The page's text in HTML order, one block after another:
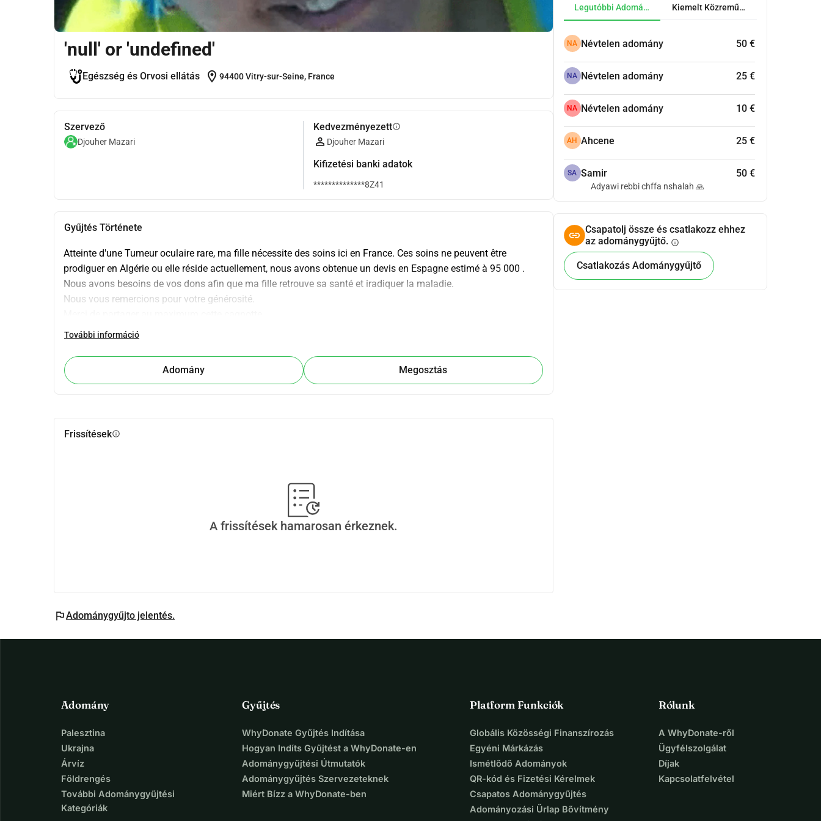
'null' or 'undefined'
Egészség és Orvosi ellátás location_on 94400 Vitry-sur-Seine, France
Szervező
Djouher Mazari
Kedvezményezettinfo
Djouher Mazari
Kifizetési banki adatok
**************8Z41
Gyűjtés Története
Atteinte d'une Tumeur oculaire rare, ma fille nécessite des soins ici en France. Ces soins ne peuvent être
prodiguer en Algérie ou elle réside actuellement, nous avons obtenue un devis en Espagne estimé à 95 000 .
Nous avons besoins de vos dons afin que ma fille retrouve sa santé et iradiquer la maladie.
Nous vous remercions pour votre générosité.
Comptant sur votre générosité et votre compassion
További információ
Adomány Megosztás
Frissítésekinfo
A frissítések hamarosan érkeznek.
flagAdománygyűjto jelentés.
Legutóbbi Adományok Kiemelt Közreműködők
NA Névtelen adomány 50 €
NA Névtelen adomány 25 €
NA Névtelen adomány 10 €
AH Ahcene 25 €
SA Samir 50 €
Adyawi rebbi chffa nshalah 🙏
Csapatolj össze és csatlakozz ehhez
az adománygyűjtő. info
Csatlakozás Adománygyűjtő
Adomány
Palesztina
Ukrajna
Árvíz
Földrengés
További Adománygyűjtési
Kategóriák
Gyűjtés
WhyDonate Gyűjtés Indítása
Hogyan Indíts Gyűjtést a WhyDonate-en
Adománygyűjtési Útmutatók
Adománygyűjtés Szervezeteknek
Miért Bízz a WhyDonate-ben
Platform Funkciók
Globális Közösségi Finanszírozás
Egyéni Márkázás
Ismétlődő Adományok
QR-kód és Fizetési Kérelmek
Csapatos Adománygyűjtés
Adományozási Űrlap Bővítmény
Rólunk
A WhyDonate-ről
Ügyfélszolgálat
Díjak
Kapcsolatfelvétel